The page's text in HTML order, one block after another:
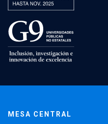
MESA CENTRAL